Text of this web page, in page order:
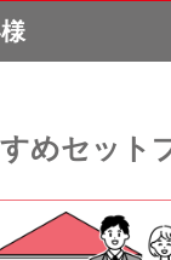
めセット